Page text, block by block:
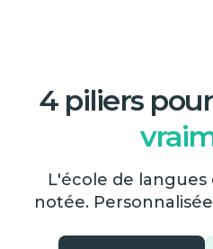
4 piliers pour
L'école de
notée.